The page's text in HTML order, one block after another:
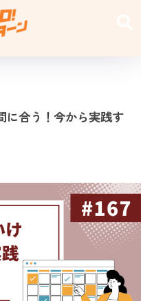
に合う！今から実践す